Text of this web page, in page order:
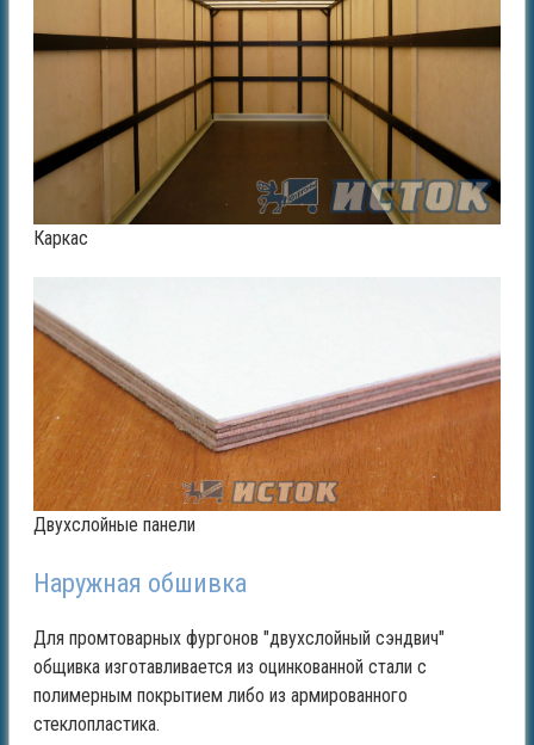
Каркас
Двухслойные панели
Наружная обшивка
Для промтоварных фургонов "двухслойный сэндвич"
общивка изготавливается из оцинкованной стали с
полимерным покрытием либо из армированного
стеклопластика.